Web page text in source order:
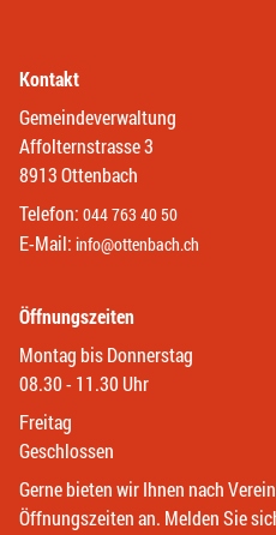
Kontakt
Gemeindeverwaltung
Affolternstrasse 3
8913 Ottenbach
Telefon: 044 763 40 50
E-Mail: info@ottenbach.ch
Öffnungszeiten
Montag bis Donnerstag
08.30 - 11.30 Uhr
Freitag
Geschlossen
Gerne bieten wir Ihnen nach
Öffnungszeiten an. Melden Sie